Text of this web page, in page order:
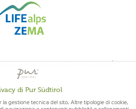
CONTROLLATA
di Pur Südtirol
la gestione tecnica del sito. Altre tipologie di cookie,